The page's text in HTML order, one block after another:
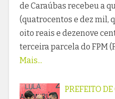
de Caraúbas recebeu a
(quatrocentos e dez mil,
oito reais e dezenove
terceira parcela do FPM
Mais...
PREFEITO